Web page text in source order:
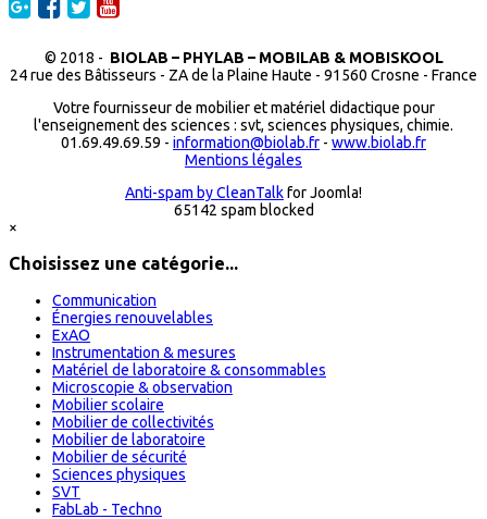
© 2018 - BIOLAB – PHYLAB – MOBILAB & MOBISKOOL
24 rue des Bâtisseurs - ZA de la Plaine Haute - 91560 Crosne - France
Votre fournisseur de mobilier et matériel didactique pour
l'enseignement des sciences : svt, sciences physiques, chimie.
01.69.49.69.59 - information@biolab.fr - www.biolab.fr
Mentions légales
Anti-spam by CleanTalkfor Joomla!
65142 spam blocked
×
Choisissez une catégorie...
Communication
Énergies renouvelables
ExAO
Instrumentation & mesures
Matériel de laboratoire & consommables
Microscopie & observation
Mobilier scolaire
Mobilier de collectivités
Mobilier de laboratoire
Mobilier de sécurité
Sciences physiques
SVT
FabLab - Techno